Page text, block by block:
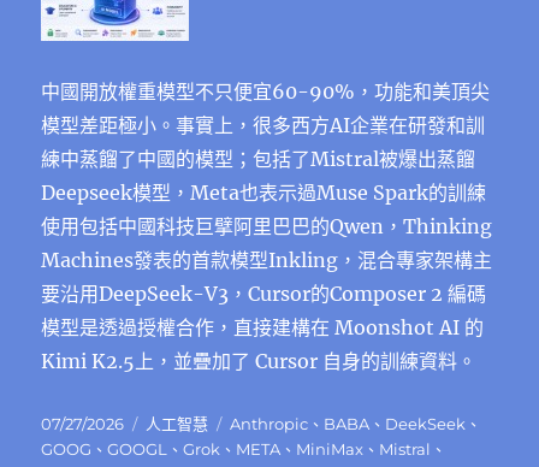
中國開放權重模型不只便宜60-90%，功能和美頂尖
模型差距極小。事實上，很多西方AI企業在研發和訓
練中蒸餾了中國的模型；包括了Mistral被爆出蒸餾
Deepseek模型，Meta也表示過Muse Spark的訓練
使⽤包括中國科技巨擘阿⾥巴巴的Qwen，Thinking
Machines發表的首款模型Inkling，混合專家架構主
要沿用DeepSeek-V3，Cursor的Composer 2 編碼
模型是透過授權合作，直接建構在 Moonshot AI 的
Kimi K2.5上，並疊加了 Cursor 自身的訓練資料。
發
佈
07/27/2026
分
類
人工智慧
標
籤
Anthropic 、 BABA 、 DeekSeek 、
GOOG 、GOOGL 、Grok 、 META 、 MiniMax 、 Mistral 、